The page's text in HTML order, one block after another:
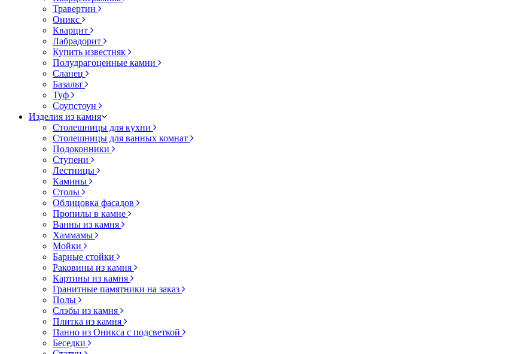
Травертин
Оникс
Кварцит
Лабрадорит
Купить известняк
Полудрагоценные камни
Сланец
Базальт
Туф
Соупстоун
Изделия из камня
Столешницы для кухни
Столешницы для ванных комнат
Подоконники
Ступени
Лестницы
Камины
Столы
Облицовка фасадов
Пропилы в камне
Ванны из камня
Хаммамы
Мойки
Барные стойки
Раковины из камня
Картины из камня
Гранитные памятники на заказ
Полы
Слэбы из камня
Плитка из камня
Панно из Оникса с подсветкой
Беседки